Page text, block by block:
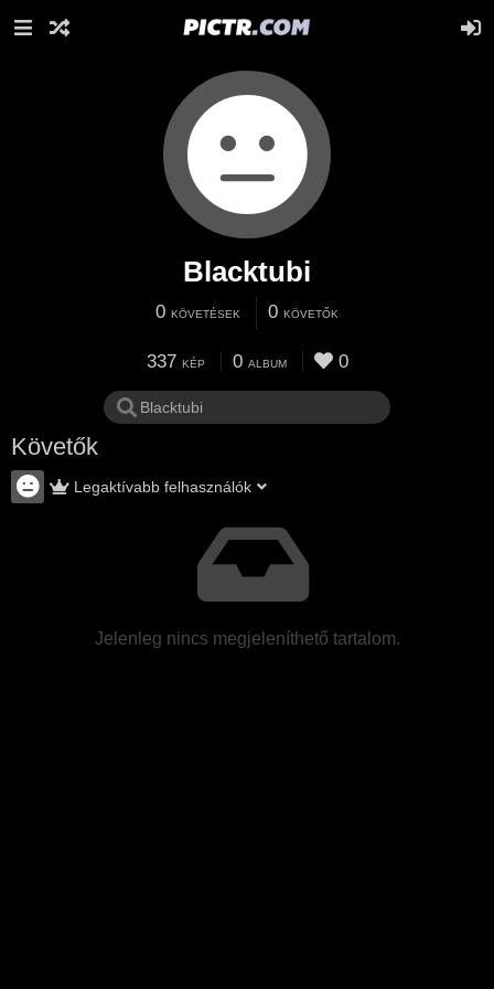
Blacktubi
0 KÖVETÉSEK 0 KÖVETŐK
337 KÉP 0 ALBUM 0
Követők
Legaktívabb felhasználók
Jelenleg nincs megjeleníthető tartalom.